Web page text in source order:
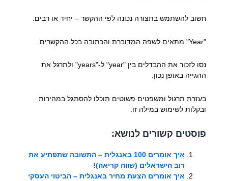
חשוב להשתמש בתצורה נכונה לפי ההקשר – יחיד או רבים.
"Year" מתאים לשפה המדוברת והכתובה בכל ההקשרים.
נסו לזכור את ההבדלים בין "year" ל-"years" ולתרגל את
ההגייה באופן נכון.
בעזרת תרגול ומשפטים פשוטים תוכלו להסתגל במהירות
ובקלות לשימוש במילה זו.
פוסטים קשורים לנושא:
איך אומרים 100 באנגלית – התשובה שתפתיע את
רוב הישראלים (שווה קריאה)!
איך אומרים הצעת מחיר באנגלית – הביטוי העסקי